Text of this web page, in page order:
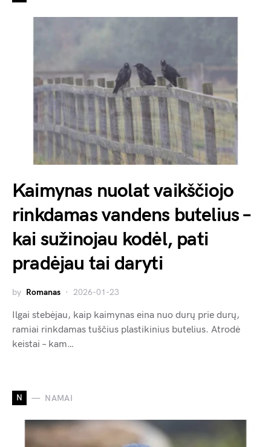
Kaimynas nuolat vaikščiojo
rinkdamas vandens butelius –
kai sužinojau kodėl, pati
pradėjau tai daryti
by Romanas 2026-01-23
Ilgai stebėjau, kaip kaimynas eina nuo durų prie durų,
ramiai rinkdamas tuščius plastikinius butelius. Atrodė
keistai – kam…
N NAMAI